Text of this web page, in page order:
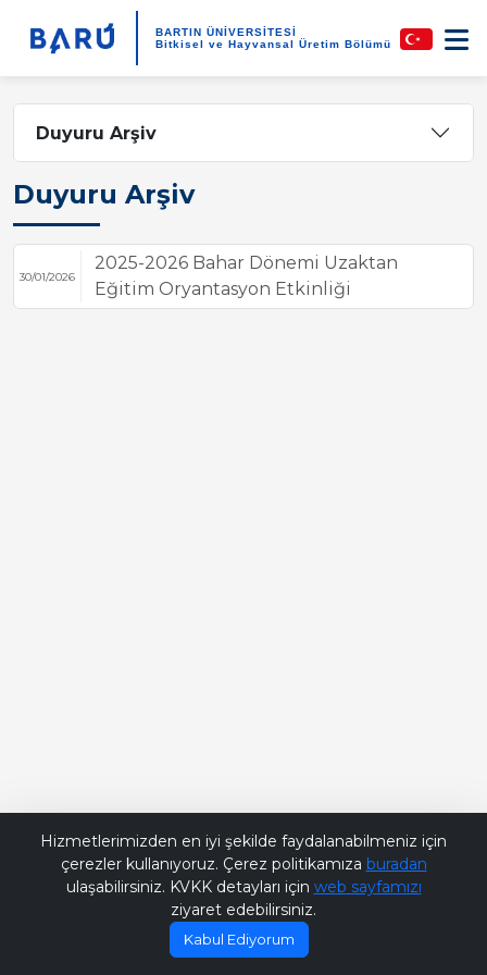
BARTIN ÜNİVERSİTESİ
Bitkisel ve Hayvansal Üretim Bölümü
Duyuru Arşiv
Duyuru Arşiv
30/01/2026
2025-2026 Bahar Dönemi Uzaktan
Eğitim Oryantasyon Etkinliği
Hizmetlerimizden en iyi şekilde faydalanabilmeniz için
çerezler kullanıyoruz. Çerez politikamıza buradan
ulaşabilirsiniz. KVKK detayları için web sayfamızı
ziyaret edebilirsiniz.
Kabul Ediyorum
Bana Soru Sor | Ask Me